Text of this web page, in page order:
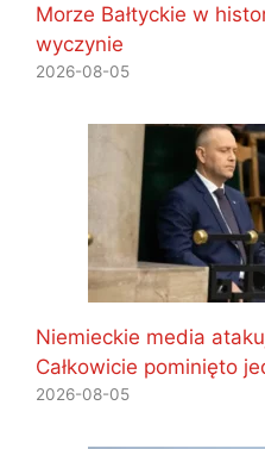
Morze Bałtyckie w
wyczynie
2026-08-05
Niemieckie media
Całkowicie pominięto
2026-08-05